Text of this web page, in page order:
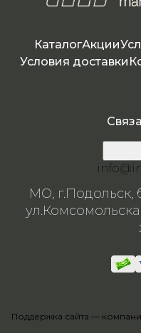
КаталогАкции
Условия доставки
МО,
Поддержка сайта —